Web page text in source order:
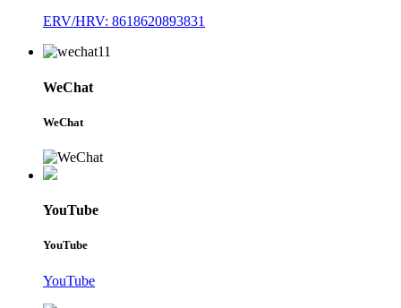
ERV/HRV: 8618620893831
WeChat
WeChat
YouTube
YouTube
YouTube